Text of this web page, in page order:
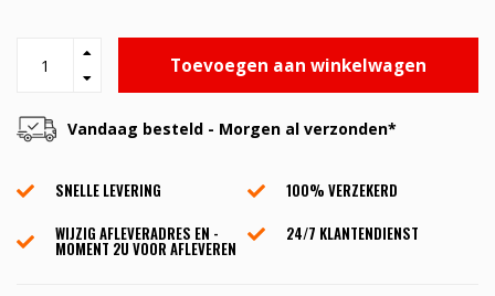
Toevoegen aan winkelwagen
Vandaag besteld - Morgen al verzonden*
SNELLE LEVERING
100% VERZEKERD
WIJZIG AFLEVERADRES EN -
MOMENT 2U VOOR AFLEVEREN
24/7 KLANTENDIENST